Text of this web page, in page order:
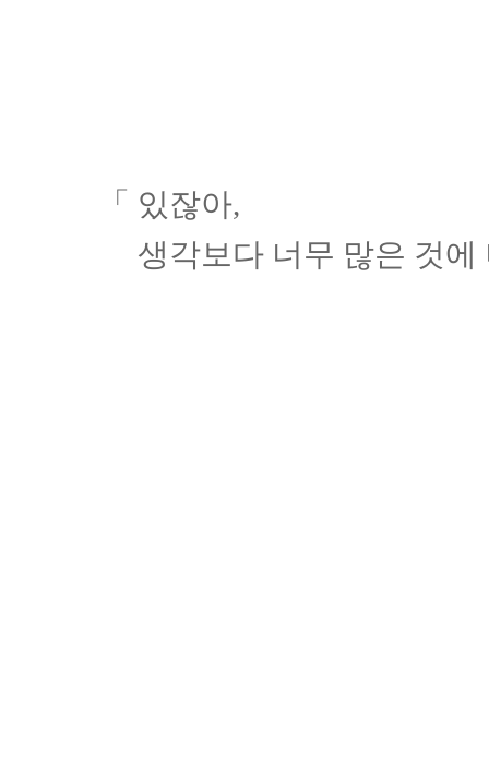
「 있잖아,
생각보다 너무 많은 것에